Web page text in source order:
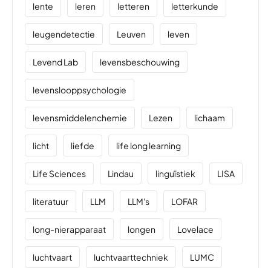
lente leren letteren letterkunde
leugendetectie Leuven leven
Levend Lab levensbeschouwing
levenslooppsychologie
levensmiddelenchemie Lezen lichaam
licht liefde life long learning
Life Sciences Lindau linguïstiek LISA
literatuur LLM LLM's LOFAR
long-nierapparaat longen Lovelace
luchtvaart luchtvaarttechniek LUMC